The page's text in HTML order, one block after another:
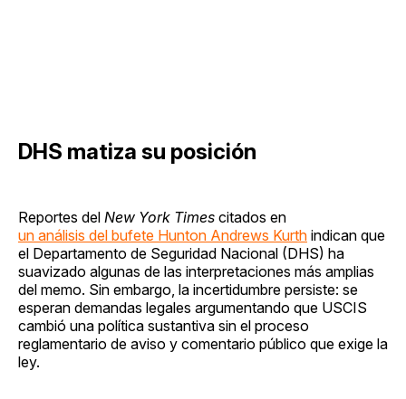
DHS matiza su posición
Reportes del New York Times citados en
un análisis del bufete Hunton Andrews Kurth indican que
el Departamento de Seguridad Nacional (DHS) ha
suavizado algunas de las interpretaciones más amplias
del memo. Sin embargo, la incertidumbre persiste: se
esperan demandas legales argumentando que USCIS
cambió una política sustantiva sin el proceso
reglamentario de aviso y comentario público que exige la
ley.